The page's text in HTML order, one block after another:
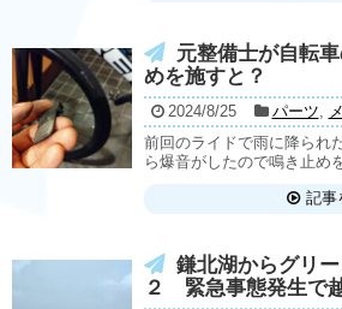
元整備士が自転
めを施すと？
2024/8/25 パーツ
前回のライドで雨に降られ
ら爆音がしたので鳴き止め
記事
鎌北湖からグリ
２ 緊急事態発生で